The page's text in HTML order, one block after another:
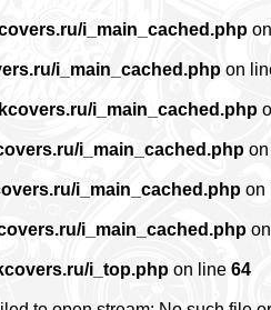
i_main_cached.php
i_main_cached.php on
i_main_cached.php
i_main_cached.php
i_main_cached.php on
i_main_cached.php
i_top.php on line 64